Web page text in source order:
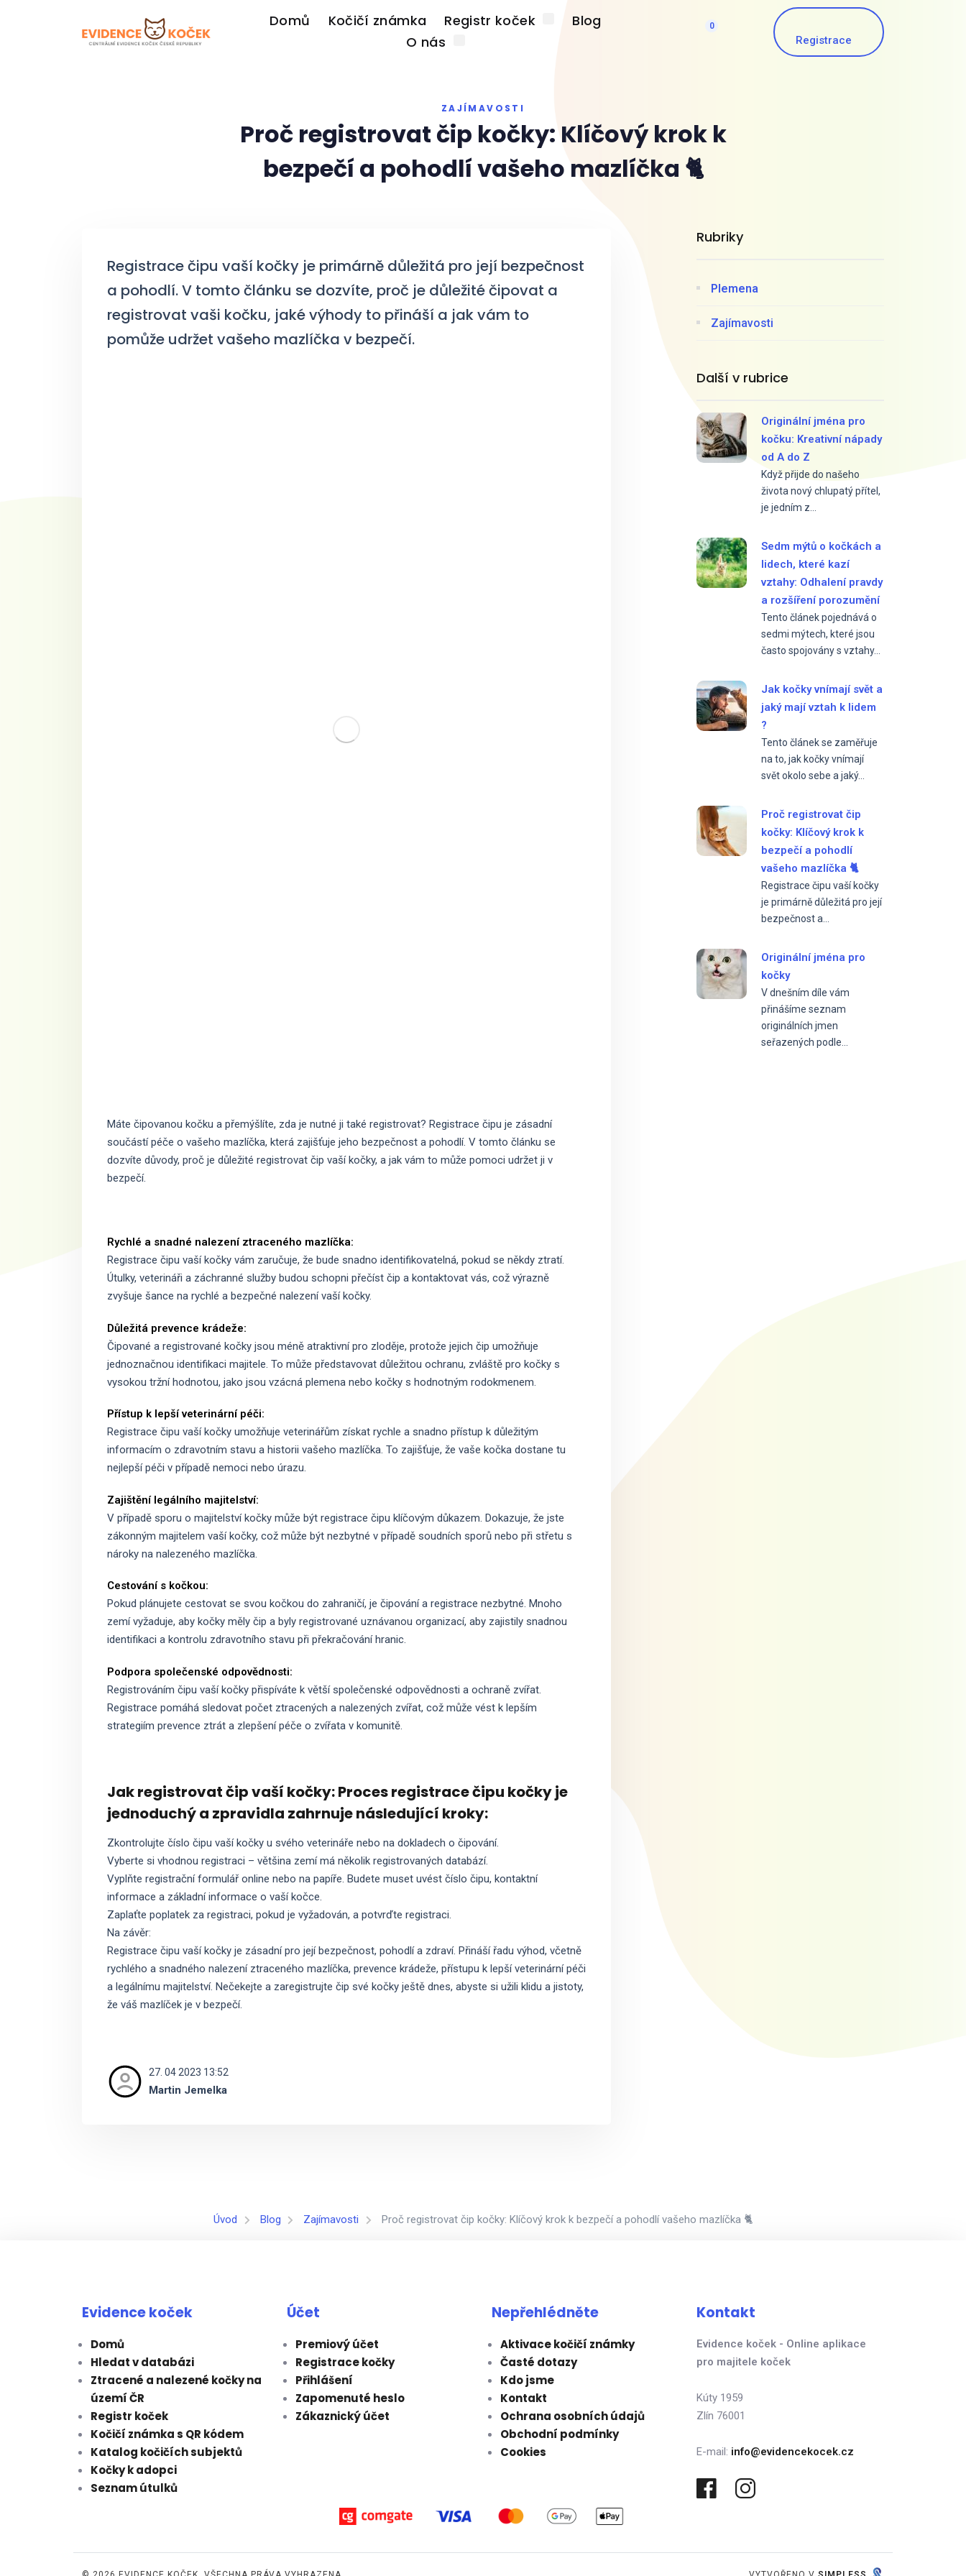
Domů Kočičí známka Registr koček
Blog
O nás
0
Registrace
ZAJÍMAVOSTI
Proč registrovat čip kočky: Klíčový krok k
bezpečí a pohodlí vašeho mazlíčka 🐈
Registrace čipu vaší kočky je primárně důležitá pro její bezpečnost
a pohodlí. V tomto článku se dozvíte, proč je důležité čipovat a
registrovat vaši kočku, jaké výhody to přináší a jak vám to
pomůže udržet vašeho mazlíčka v bezpečí.
Máte čipovanou kočku a přemýšlíte, zda je nutné ji také registrovat? Registrace čipu je zásadní
součástí péče o vašeho mazlíčka, která zajišťuje jeho bezpečnost a pohodlí. V tomto článku se
dozvíte důvody, proč je důležité registrovat čip vaší kočky, a jak vám to může pomoci udržet ji v
bezpečí.
Rychlé a snadné nalezení ztraceného mazlíčka:
Registrace čipu vaší kočky vám zaručuje, že bude snadno identifikovatelná, pokud se někdy ztratí.
Útulky, veterináři a záchranné služby budou schopni přečíst čip a kontaktovat vás, což výrazně
zvyšuje šance na rychlé a bezpečné nalezení vaší kočky.
Důležitá prevence krádeže:
Čipované a registrované kočky jsou méně atraktivní pro zloděje, protože jejich čip umožňuje
jednoznačnou identifikaci majitele. To může představovat důležitou ochranu, zvláště pro kočky s
vysokou tržní hodnotou, jako jsou vzácná plemena nebo kočky s hodnotným rodokmenem.
Přístup k lepší veterinární péči:
Registrace čipu vaší kočky umožňuje veterinářům získat rychle a snadno přístup k důležitým
informacím o zdravotním stavu a historii vašeho mazlíčka. To zajišťuje, že vaše kočka dostane tu
nejlepší péči v případě nemoci nebo úrazu.
Zajištění legálního majitelství:
V případě sporu o majitelství kočky může být registrace čipu klíčovým důkazem. Dokazuje, že jste
zákonným majitelem vaší kočky, což může být nezbytné v případě soudních sporů nebo při střetu s
nároky na nalezeného mazlíčka.
Cestování s kočkou:
Pokud plánujete cestovat se svou kočkou do zahraničí, je čipování a registrace nezbytné. Mnoho
zemí vyžaduje, aby kočky měly čip a byly registrované uznávanou organizací, aby zajistily snadnou
identifikaci a kontrolu zdravotního stavu při překračování hranic.
Podpora společenské odpovědnosti:
Registrováním čipu vaší kočky přispíváte k větší společenské odpovědnosti a ochraně zvířat.
Registrace pomáhá sledovat počet ztracených a nalezených zvířat, což může vést k lepším
strategiím prevence ztrát a zlepšení péče o zvířata v komunitě.
Jak registrovat čip vaší kočky: Proces registrace čipu kočky je
jednoduchý a zpravidla zahrnuje následující kroky:
Zkontrolujte číslo čipu vaší kočky u svého veterináře nebo na dokladech o čipování.
Vyberte si vhodnou registraci – většina zemí má několik registrovaných databází.
Vyplňte registrační formulář online nebo na papíře. Budete muset uvést číslo čipu, kontaktní
informace a základní informace o vaší kočce.
Zaplaťte poplatek za registraci, pokud je vyžadován, a potvrďte registraci.
Na závěr:
Registrace čipu vaší kočky je zásadní pro její bezpečnost, pohodlí a zdraví. Přináší řadu výhod, včetně
rychlého a snadného nalezení ztraceného mazlíčka, prevence krádeže, přístupu k lepší veterinární péči
a legálnímu majitelství. Nečekejte a zaregistrujte čip své kočky ještě dnes, abyste si užili klidu a jistoty,
že váš mazlíček je v bezpečí.
27. 04 2023 13:52
Martin Jemelka
Rubriky
Plemena
Zajímavosti
Další v rubrice
Originální jména pro
kočku: Kreativní nápady
od A do Z
Když přijde do našeho
života nový chlupatý přítel,
je jedním z...
Sedm mýtů o kočkách a
lidech, které kazí
vztahy: Odhalení pravdy
a rozšíření porozumění
Tento článek pojednává o
sedmi mýtech, které jsou
často spojovány s vztahy...
Jak kočky vnímají svět a
jaký mají vztah k lidem
?
Tento článek se zaměřuje
na to, jak kočky vnímají
svět okolo sebe a jaký...
Proč registrovat čip
kočky: Klíčový krok k
bezpečí a pohodlí
vašeho mazlíčka 🐈
Registrace čipu vaší kočky
je primárně důležitá pro její
bezpečnost a...
Originální jména pro
kočky
V dnešním díle vám
přinášíme seznam
originálních jmen
seřazených podle...
Úvod Blog Zajímavosti Proč registrovat čip kočky: Klíčový krok k bezpečí a pohodlí vašeho mazlíčka 🐈
Evidence koček
Domů
Hledat v databázi
Ztracené a nalezené kočky na
území ČR
Registr koček
Kočičí známka s QR kódem
Katalog kočičích subjektů
Kočky k adopci
Seznam útulků
Účet
Premiový účet
Registrace kočky
Přihlášení
Zapomenuté heslo
Zákaznický účet
Nepřehlédněte
Aktivace kočičí známky
Časté dotazy
Kdo jsme
Kontakt
Ochrana osobních údajů
Obchodní podmínky
Cookies
Kontakt
Evidence koček - Online aplikace
pro majitele koček
Kúty 1959
Zlín 76001
E-mail: info@evidencekocek.cz